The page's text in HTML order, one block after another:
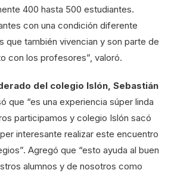
400 hasta 500 estudiantes.
con una condición diferente
que también vivencian y son parte de
con los profesores”, valoró.
del colegio Islón, Sebastián
que “es una experiencia súper linda
participamos y colegio Islón sacó
interesante realizar este encuentro
Agregó que “esto ayuda al buen
alumnos y de nosotros como